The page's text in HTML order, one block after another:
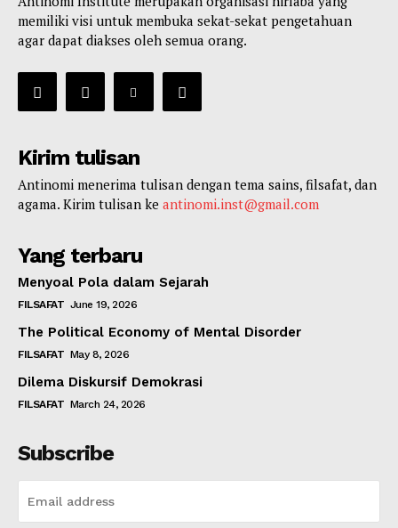
memiliki visi untuk membuka sekat-sekat pengetahuan
agar dapat diakses oleh semua orang.
Kirim tulisan
Antinomi menerima tulisan dengan tema sains, filsafat, dan
agama. Kirim tulisan ke antinomi.inst@gmail.com
Yang terbaru
Menyoal Pola dalam Sejarah
FILSAFAT June 19, 2026
The Political Economy of Mental Disorder
FILSAFAT May 8, 2026
Dilema Diskursif Demokrasi
FILSAFAT March 24, 2026
Subscribe